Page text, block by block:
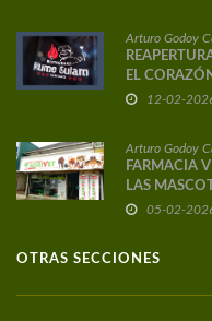
Arturo Godoy
EL
12-02-
Arturo Godoy
FARMACIA
LAS
05-02-
OTRAS SECCIONES